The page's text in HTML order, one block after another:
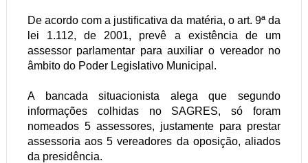
De acordo com a justificativa da matéria, o art. 9ª da
lei 1.112, de 2001, prevê a existência de um
assessor parlamentar para auxiliar o vereador no
âmbito do Poder Legislativo Municipal.
A bancada situacionista alega que segundo
informações colhidas no SAGRES, só foram
nomeados 5 assessores, justamente para prestar
assessoria aos 5 vereadores da oposição, aliados
da presidência.